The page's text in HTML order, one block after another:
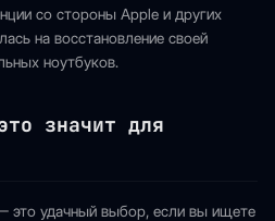
со стороны Apple и других
на восстановление своей
ноутбуков.
значит для
это удачный выбор, если вы ищете